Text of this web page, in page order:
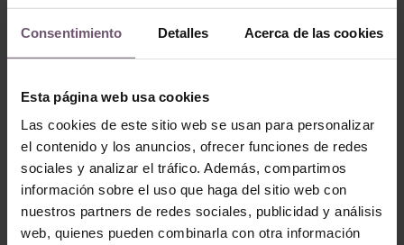
Consentimiento Detalles Acerca de las cookies
Esta página web usa cookies
Las cookies de este sitio web se usan para personalizar
el contenido y los anuncios, ofrecer funciones de redes
sociales y analizar el tráfico. Además, compartimos
información sobre el uso que haga del sitio web con
nuestros partners de redes sociales, publicidad y análisis
web, quienes pueden combinarla con otra información
Zellige en stock -
none
Mod. ZC206 –
LIRE LA SUITE
Mod. ZC209 – 10×10
LIRE LA SUITE